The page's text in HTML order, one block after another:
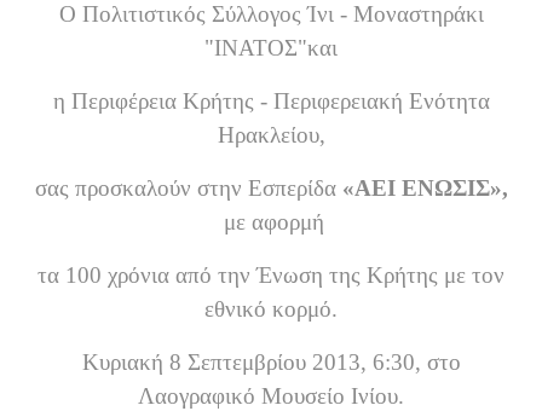
Ο Πολιτιστικός Σύλλογος Ίνι - Μοναστηράκι
"ΙΝΑΤΟΣ"και
η Περιφέρεια Κρήτης - Περιφερειακή Ενότητα
Ηρακλείου,
σας προσκαλούν στην Εσπερίδα «ΑΕΙ ΕΝΩΣΙΣ»,
με αφορμή
τα 100 χρόνια από την Ένωση της Κρήτης με τον
εθνικό κορμό.
Κυριακή 8 Σεπτεμβρίου 2013, 6:30, στο
Λαογραφικό Μουσείο Ινίου.